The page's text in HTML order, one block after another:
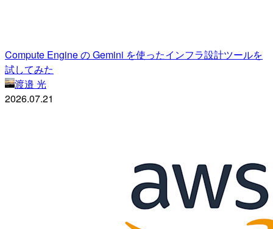
Compute Engine の Gemini を使ったインフラ設計ツールを
試してみた
渡邉 光
2026.07.21